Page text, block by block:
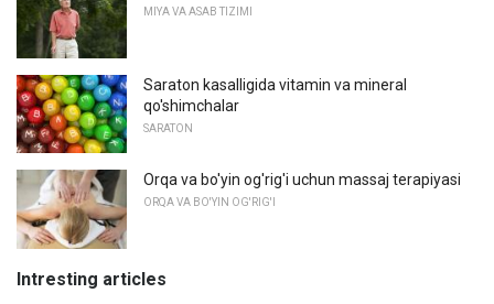
MIYA VA ASAB TIZIMI
Saraton kasalligida vitamin va mineral
qo'shimchalar
SARATON
Orqa va bo'yin og'rig'i uchun massaj terapiyasi
ORQA VA BO'YIN OG'RIG'I
Intresting articles